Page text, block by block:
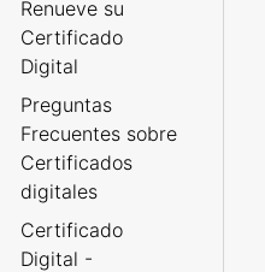
Renueve su
Certificado
Digital
Preguntas
Frecuentes sobre
Certificados
digitales
Certificado
Digital -